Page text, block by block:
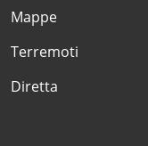
Mappe
Terremoti
Diretta